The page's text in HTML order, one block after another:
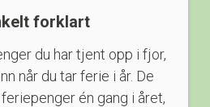
forklart
du har tjent opp i fjor,
når du tar ferie i år. De
én gang i året,